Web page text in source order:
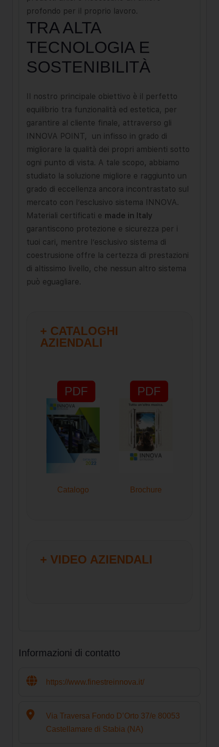
profondo per il proprio lavoro.
TRA ALTA
TECNOLOGIA E
SOSTENIBILITÀ
Il nostro principale obiettivo è il perfetto
equilibrio tra funzionalità ed estetica, per
garantire al cliente finale, attraverso gli
INNOVA POINT, un infisso in grado di
migliorare la qualità dei propri ambienti sotto
ogni punto di vista. A tale scopo, abbiamo
studiato la soluzione migliore e raggiunto un
grado di eccellenza ancora incontrastato sul
mercato con l’esclusivo sistema INNOVA.
Materiali certificati e made in Italy
garantiscono protezione e sicurezza per i
tuoi cari, mentre l’esclusivo sistema di
coestrusione offre la certezza di prestazioni
di altissimo livello, che nessun altro sistema
può eguagliare.
+ CATALOGHI
AZIENDALI
PDF
Catalogo
PDF
Brochure
+ VIDEO AZIENDALI
Informazioni di contatto
https://www.finestreinnova.it/
Via Traversa Fondo D’Orto 37/e 80053
Castellamare di Stabia (NA)